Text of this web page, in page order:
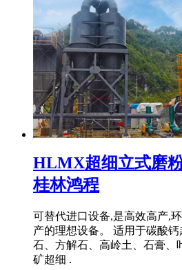
HLMX超细立式磨粉
桂林鸿程
可替代进口设备,是高效高产,
产的理想设备。 适用于碳酸
石、方解石、高岭土、石膏、
矿超细 .